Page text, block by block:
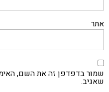
אתר
שמור בדפדפן זה את השם,
שאגיב.